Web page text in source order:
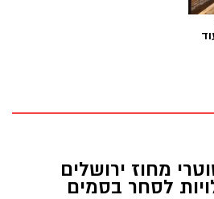
מחוז ירושלים
לסחר בסמים